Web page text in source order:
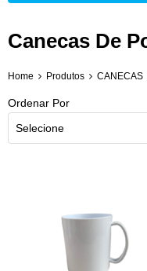
Canecas De
Home Produtos CANECAS
Ordenar Por
Selecione